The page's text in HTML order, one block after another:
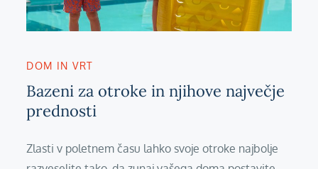
DOM IN VRT
Bazeni za otroke in njihove največje
prednosti
Zlasti v poletnem času lahko svoje otroke najbolje